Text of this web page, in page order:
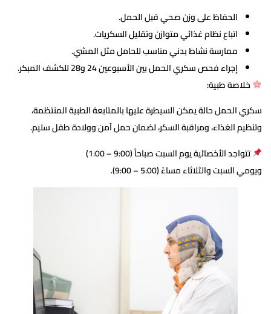
الحفاظ على وزن صحي قبل الحمل.
اتباع نظام غذائي متوازن وتقليل السكريات.
ممارسة نشاط بدني مناسب للحامل مثل المشي.
إجراء فحص سكري الحمل بين الأسبوعين 24 و28 للكشف المبكر.
خلاصة طبية:
سكري الحمل حالة يمكن السيطرة عليها بالمتابعة الطبية المنتظمة،
وتنظيم الغذاء، ومراقبة السكر، لضمان حمل آمن وولادة طفل سليم.
تتواجد الأخصائية يوم السبت صباحاً (9:00 – 1:00)
ويومي السبت والثلاثاء مساءً (5:00 – 9:00).